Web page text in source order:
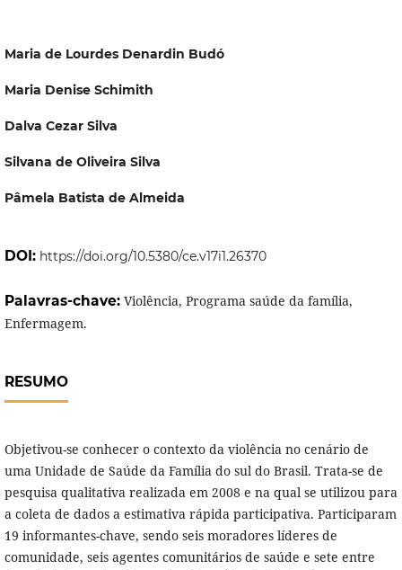
Maria de Lourdes Denardin Budó
Maria Denise Schimith
Dalva Cezar Silva
Silvana de Oliveira Silva
Pâmela Batista de Almeida
DOI: https://doi.org/10.5380/ce.v17i1.26370
Palavras-chave: Violência, Programa saúde da família,
Enfermagem.
RESUMO
Objetivou-se conhecer o contexto da violência no cenário de
uma Unidade de Saúde da Família do sul do Brasil. Trata-se de
pesquisa qualitativa realizada em 2008 e na qual se utilizou para
a coleta de dados a estimativa rápida participativa. Participaram
19 informantes-chave, sendo seis moradores líderes de
comunidade, seis agentes comunitários de saúde e sete entre